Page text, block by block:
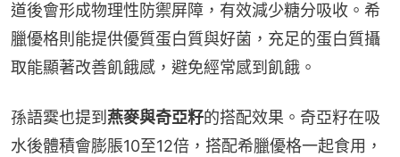
道後會形成物理性防禦屏障，有效減少糖分吸收。希
臘優格則能提供優質蛋白質與好菌，充足的蛋白質攝
取能顯著改善飢餓感，避免經常感到飢餓。
孫語霙也提到 燕麥與奇亞籽的搭配效果。奇亞籽在吸
水後體積會膨脹10至12倍，搭配希臘優格一起食用，